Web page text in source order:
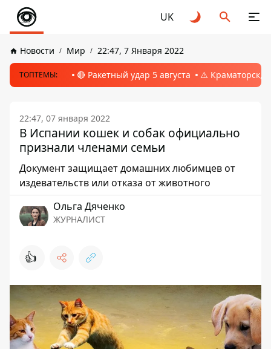
UK
Новости Мир 22:47, 7 Января 2022
ТОПТЕМЫ: 🔴 Ракетный удар 5 августа ⚠️ Краматорск,
22:47, 07 января 2022
В Испании кошек и собак официально
признали членами семьи
Документ защищает домашних любимцев от
издевательств или отказа от животного
Ольга Дяченко
ЖУРНАЛИСТ
👍